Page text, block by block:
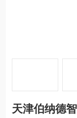
天津伯纳德